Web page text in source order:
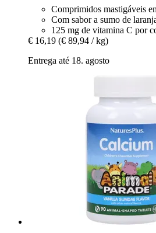
Comprimidos mastigáveis
Com sabor a sumo de
125 mg de vitamina C por
€ 16,19 (€ 89,94 / kg)
Entrega até 18. agosto